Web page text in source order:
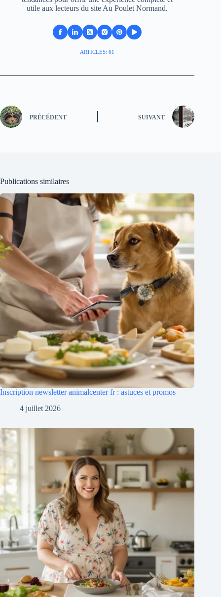
utile aux lecteurs du site Au Poulet Normand.
ARTICLES: 61
PRÉCÉDENT SUIVANT
Publications similaires
Inscription newsletter animalcenter fr : astuces et promos
4 juillet 2026